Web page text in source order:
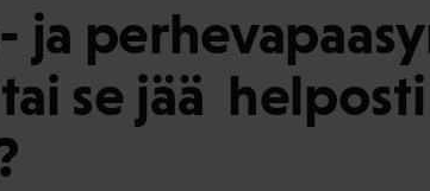
ja
se jää helposti